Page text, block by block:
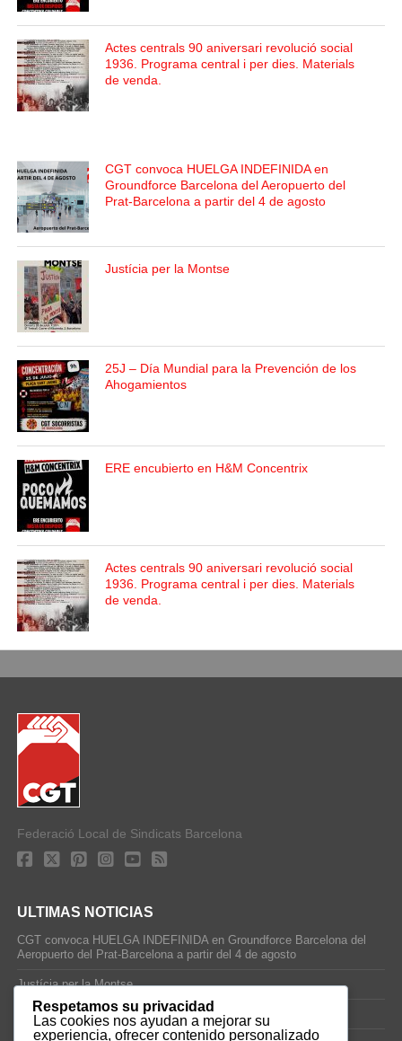
Actes centrals 90 aniversari revolució social
1936. Programa central i per dies. Materials
de venda.
CGT convoca HUELGA INDEFINIDA en
Groundforce Barcelona del Aeropuerto del
Prat-Barcelona a partir del 4 de agosto
Justícia per la Montse
25J – Día Mundial para la Prevención de los
Ahogamientos
ERE encubierto en H&M Concentrix
Actes centrals 90 aniversari revolució social
1936. Programa central i per dies. Materials
de venda.
Federació Local de Sindicats Barcelona
ULTIMAS NOTICIAS
CGT convoca HUELGA INDEFINIDA en Groundforce Barcelona del
Aeropuerto del Prat-Barcelona a partir del 4 de agosto
Justícia per la Montse
25J – Día Mundial para la Prevención de los Ahogamientos
Respetamos su privacidad
Las cookies nos ayudan a mejorar su
experiencia, ofrecer contenido personalizado